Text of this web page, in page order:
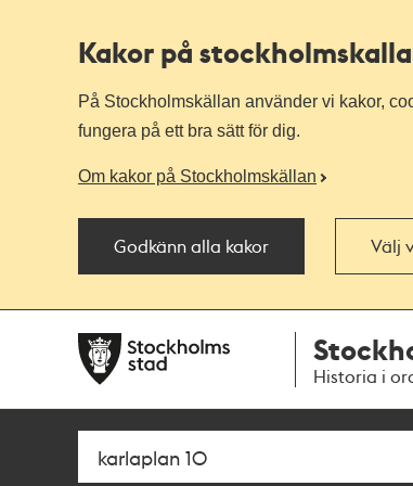
Kakor på
På Stockholmskällan använder vi kakor,
fungera på ett bra sätt för dig.
Om kakor på Stockholmskällan
Godkänn alla kakor Välj
navigationen
huvudinnehållet
Historia i
Sök